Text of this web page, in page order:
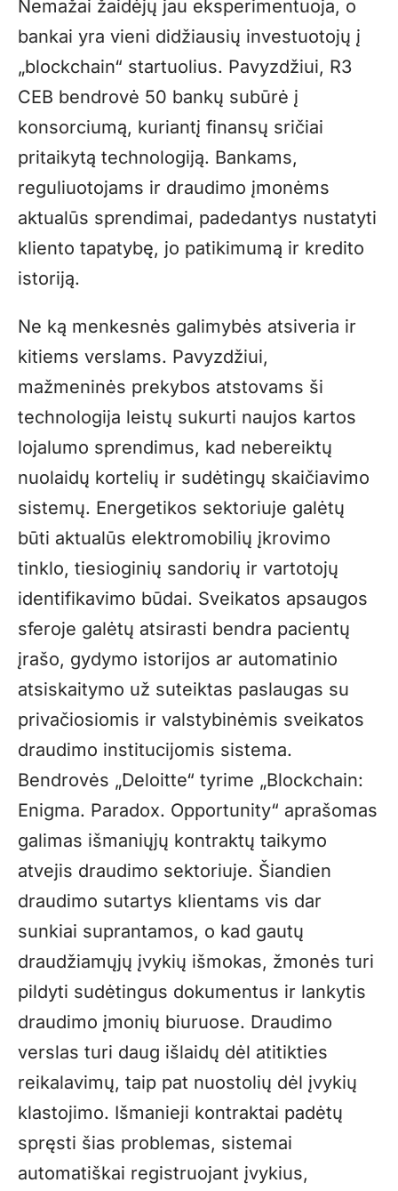
Nemažai žaidėjų jau eksperimentuoja, o
bankai yra vieni didžiausių investuotojų į
„blockchain“ startuolius. Pavyzdžiui, R3
CEB bendrovė 50 bankų subūrė į
konsorciumą, kuriantį finansų sričiai
pritaikytą technologiją. Bankams,
reguliuotojams ir draudimo įmonėms
aktualūs sprendimai, padedantys nustatyti
kliento tapatybę, jo patikimumą ir kredito
istoriją.
Ne ką menkesnės galimybės atsiveria ir
kitiems verslams. Pavyzdžiui,
mažmeninės prekybos atstovams ši
technologija leistų sukurti naujos kartos
lojalumo sprendimus, kad nebereiktų
nuolaidų kortelių ir sudėtingų skaičiavimo
sistemų. Energetikos sektoriuje galėtų
būti aktualūs elektromobilių įkrovimo
tinklo, tiesioginių sandorių ir vartotojų
identifikavimo būdai. Sveikatos apsaugos
sferoje galėtų atsirasti bendra pacientų
įrašo, gydymo istorijos ar automatinio
atsiskaitymo už suteiktas paslaugas su
privačiosiomis ir valstybinėmis sveikatos
draudimo institucijomis sistema.
Bendrovės „Deloitte“ tyrime „Blockchain:
Enigma. Paradox. Opportunity“ aprašomas
galimas išmaniųjų kontraktų taikymo
atvejis draudimo sektoriuje. Šiandien
draudimo sutartys klientams vis dar
sunkiai suprantamos, o kad gautų
draudžiamųjų įvykių išmokas, žmonės turi
pildyti sudėtingus dokumentus ir lankytis
draudimo įmonių biuruose. Draudimo
verslas turi daug išlaidų dėl atitikties
reikalavimų, taip pat nuostolių dėl įvykių
klastojimo. Išmanieji kontraktai padėtų
spręsti šias problemas, sistemai
automatiškai registruojant įvykius,